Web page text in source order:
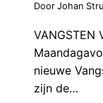
Door Johan
VANGSTEN
nieuwe
zijn de…